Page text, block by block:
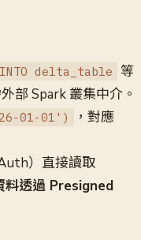
INTO delta_table
等
部 Spark 叢集中介。
01-01')
，對應
）直接讀取
料透過 Presigned